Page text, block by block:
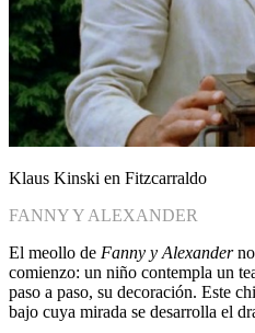
Klaus Kinski en Fitzcarraldo
FANNY Y ALEXANDER
El meollo de Fanny y Alexander
comienzo: un niño contempla un
paso a paso, su decoración. Este
bajo cuya mirada se desarrolla el